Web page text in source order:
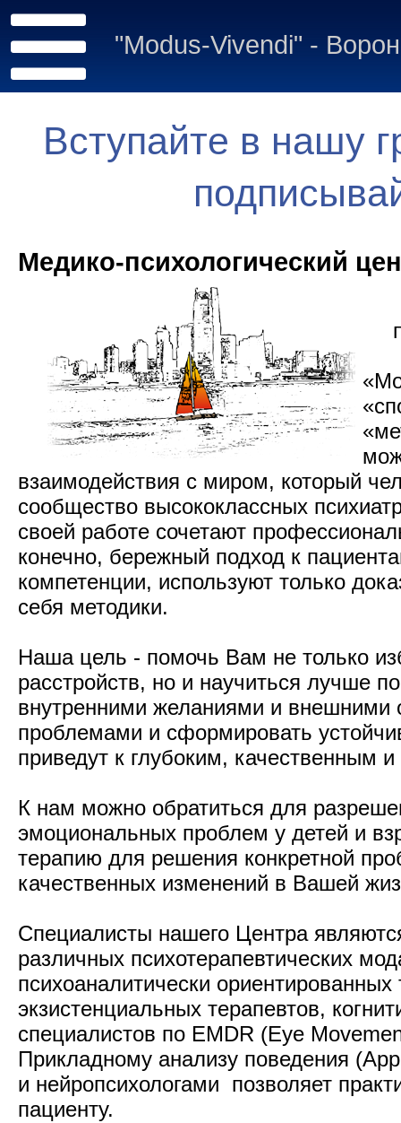
"Modus-Vivendi" -
Вступайте в нашу
Медико-психологический
взаимодействия с миром, который
сообщество высококлассных
своей работе сочетают
конечно, бережный подход к
компетенции, используют только
себя методики.
Наша цель - помочь Вам не только
расстройств, но и научиться лучше
внутренними желаниями и внешними
проблемами и сформировать
приведут к глубоким,
К нам можно обратиться для
эмоциональных проблем у детей и
терапию для решения конкретной
качественных изменений в Вашей
Специалисты нашего Центра
различных психотерапевтических
психоаналитически
экзистенциальных терапевтов,
специалистов по EMDR (Eye
Прикладному анализу поведения
и нейропсихологами позволяет
пациенту.